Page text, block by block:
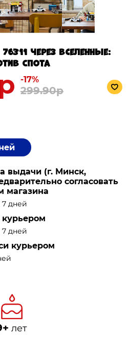
Через вселенные:
Спота
-17%
299.90р
выдачи (г. Минск,
согласовать
магазина
7 дней
7 дней
курьером
лет